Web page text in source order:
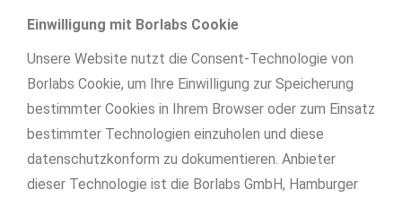
Einwilligung mit Borlabs Cookie
Unsere Website nutzt die Consent-Technologie von
Borlabs Cookie, um Ihre Einwilligung zur Speicherung
bestimmter Cookies in Ihrem Browser oder zum Einsatz
bestimmter Technologien einzuholen und diese
datenschutzkonform zu dokumentieren. Anbieter
dieser Technologie ist die Borlabs GmbH, Hamburger